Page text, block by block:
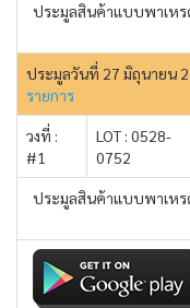
ประมูลสินค้าแบบพาเหร
ประมูลวันที่ 27 มิถุนายน
รายการ
วงที่ :
#1
LOT : 0528-
0752
ประมูลสินค้าแบบพาเหร